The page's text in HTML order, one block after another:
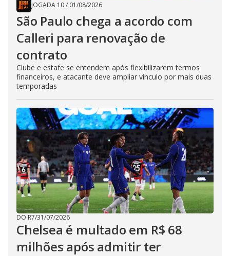
JOGADA 10/ 01/08/2026
São Paulo chega a acordo com
Calleri para renovação de
contrato
Clube e estafe se entendem após flexibilizarem termos
financeiros, e atacante deve ampliar vínculo por mais duas
temporadas
DO R7/31/07/2026
Chelsea é multado em R$ 68
milhões após admitir ter